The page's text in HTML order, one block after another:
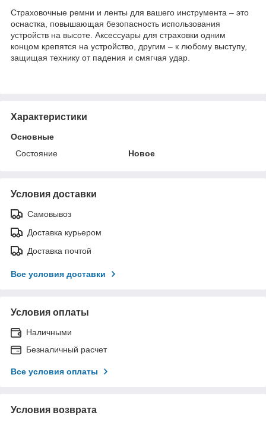
Страховочные ремни и ленты для вашего инструмента – это
оснастка, повышающая безопасность использования
устройств на высоте. Аксессуары для страховки одним
концом крепятся на устройство, другим – к любому выступу,
защищая технику от падения и смягчая удар.
Характеристики
Основные
Состояние
Новое
Условия доставки
Самовывоз
Доставка курьером
Доставка почтой
Все условия доставки
Условия оплаты
Наличными
Безналичный расчет
Все условия оплаты
Условия возврата